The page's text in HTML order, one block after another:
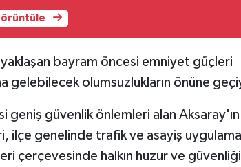
bayram öncesi emniyet güçleri
gelebilecek olumsuzlukların önüne
geniş güvenlik önlemleri alan
ilçe genelinde trafik ve asayiş
çerçevesinde halkın huzur ve